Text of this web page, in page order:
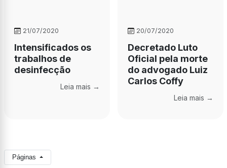
21/07/2020
Intensificados os
trabalhos de
desinfecção
Leia mais →
20/07/2020
Decretado Luto
Oficial pela morte
do advogado Luiz
Carlos Coffy
Leia mais →
Páginas